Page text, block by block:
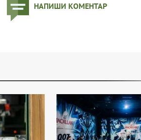
НАПИШИ КОМЕНТАР